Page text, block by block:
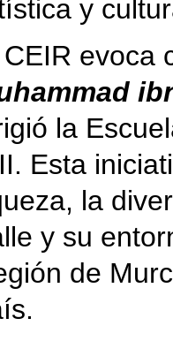
y
CEIR evoca
la
Esta
la
y su
de